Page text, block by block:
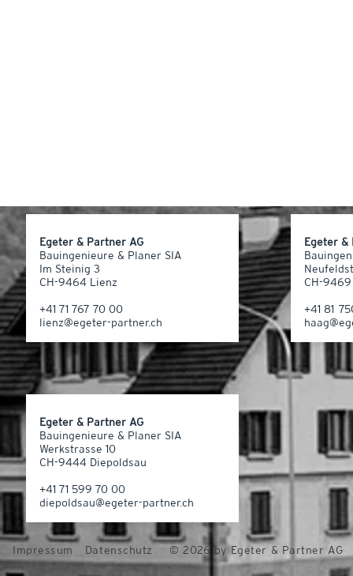
Egeter & Partner AG
Bauingenieure & Planer SIA
Im Steinig 3
CH-9464 Lienz
+41 71 767 70 00
lienz@egeter-partner.ch
Egeter &
CH-
+41 81
Egeter & Partner AG
Bauingenieure & Planer SIA
Werkstrasse 10
CH-9444 Diepoldsau
+41 71 599 70 00
diepoldsau@egeter-partner.ch
Impressum Datenschutz © 2026 by Egeter & Partner AG